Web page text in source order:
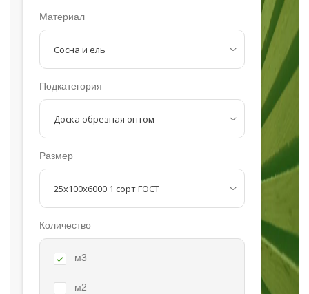
Материал
Подкатегория
Размер
Количество
м3
м2